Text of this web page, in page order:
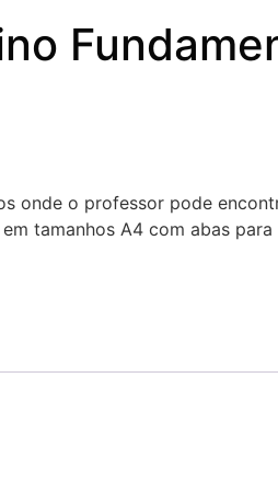
onde o professor pode
tamanhos A4 com abas